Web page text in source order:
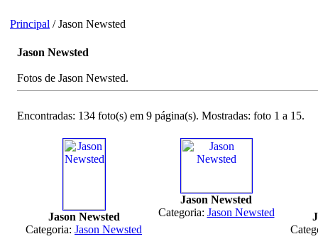
Principal / Jason Newsted
Jason Newsted
Fotos de Jason Newsted.
Encontradas: 134 foto(s) em 9 página(s). Mostradas: foto 1 a 15.
Jason Newsted
Categoria: Jason Newsted
Jason Newsted
Categoria: Jason Newsted